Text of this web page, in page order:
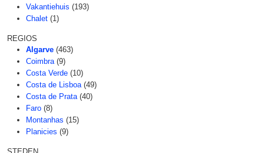
Vakantiehuis (193)
Chalet (1)
REGIOS
Algarve (463)
Coimbra (9)
Costa Verde (10)
Costa de Lisboa (49)
Costa de Prata (40)
Faro (8)
Montanhas (15)
Planicies (9)